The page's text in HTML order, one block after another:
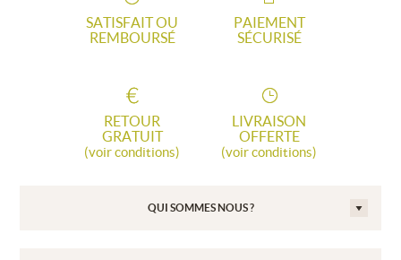
SATISFAIT OU
REMBOURSÉ
PAIEMENT
SÉCURISÉ
RETOUR
GRATUIT
(voir conditions)
LIVRAISON
OFFERTE
(voir conditions)
QUI SOMMES NOUS ?